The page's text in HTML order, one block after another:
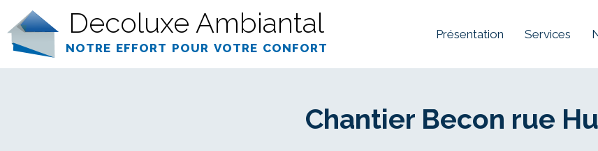
Decoluxe Ambiantal
notre effort pour votre confort
Présentation Services
Chantier Becon rue